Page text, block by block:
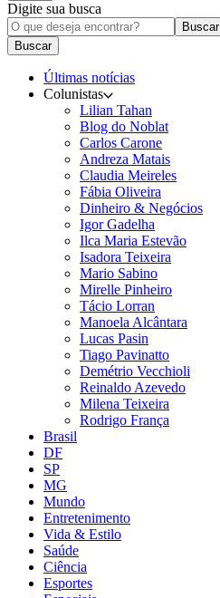
Digite sua busca
Buscar
Buscar
Últimas notícias
Colunistas
Lilian Tahan
Blog do Noblat
Carlos Carone
Andreza Matais
Claudia Meireles
Fábia Oliveira
Dinheiro & Negócios
Igor Gadelha
Ilca Maria Estevão
Isadora Teixeira
Mario Sabino
Mirelle Pinheiro
Tácio Lorran
Manoela Alcântara
Lucas Pasin
Tiago Pavinatto
Demétrio Vecchioli
Reinaldo Azevedo
Milena Teixeira
Rodrigo França
Brasil
DF
SP
MG
Mundo
Entretenimento
Vida & Estilo
Saúde
Ciência
Esportes